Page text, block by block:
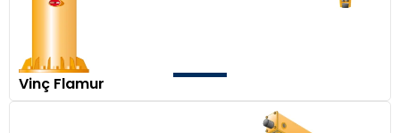
Vinç Flamur